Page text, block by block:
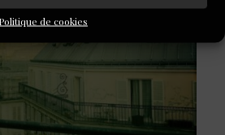
Politique de cookies